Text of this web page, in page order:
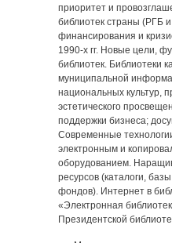
приоритет и
библиотек страны (РГБ
финансирования и
1990-х гг. Новые цели,
библиотек. Библиотеки
муниципальной
национальных культур,
эстетического
поддержки бизнеса;
Современные
электронным и
оборудованием.
ресурсов (каталоги,
фондов). Интернет в
«Электронная
Президентской